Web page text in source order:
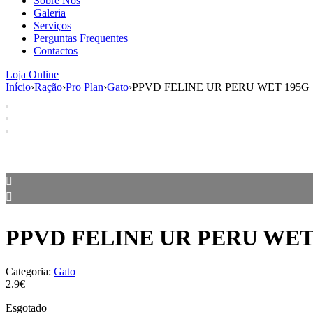
Galeria
Serviços
Perguntas Frequentes
Contactos
Loja Online
Início›Ração›Pro Plan›Gato›PPVD FELINE UR PERU WET 195G
PPVD FELINE UR PERU
Categoria: Gato
2.9€
Esgotado